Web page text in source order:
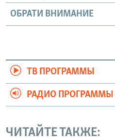
ОБРАТИ ВНИМАНИЕ
ТВ ПРОГРАММЫ
РАДИО ПРОГРАММЫ
ЧИТАЙТЕ ТАКЖЕ: